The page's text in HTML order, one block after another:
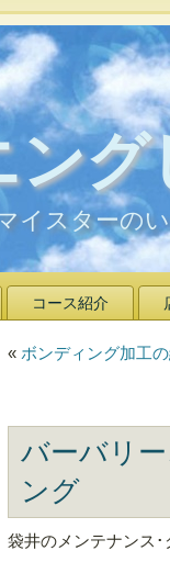
ング
イスターの
コース紹介
« ボンディング加工
バーバリ
ング
袋井のメンテナンス